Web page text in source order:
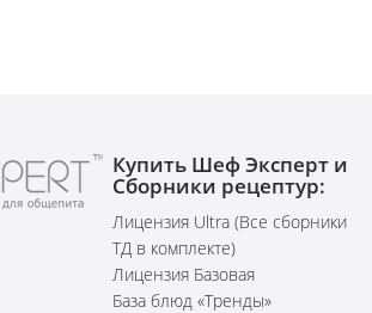
Купить Шеф Эксперт и
Сборники рецептур:
Лицензия Ultra (Все сборники
ТД в комплекте)
Лицензия Базовая
База блюд «Тренды»